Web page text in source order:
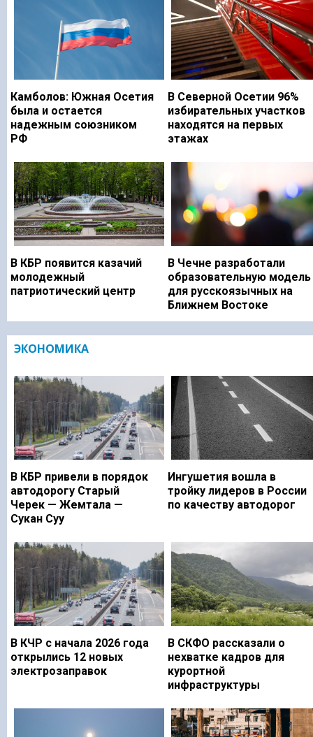
Камболов: Южная Осетия
была и остается
надежным союзником
РФ
В Северной Осетии 96%
избирательных участков
находятся на первых
этажах
В КБР появится казачий
молодежный
патриотический центр
В Чечне разработали
образовательную модель
для русскоязычных на
Ближнем Востоке
ЭКОНОМИКА
В КБР привели в порядок
автодорогу Старый
Черек — Жемтала —
Сукан Суу
Ингушетия вошла в
тройку лидеров в России
по качеству автодорог
В КЧР с начала 2026 года
открылись 12 новых
электрозаправок
В СКФО рассказали о
нехватке кадров для
курортной
инфраструктуры